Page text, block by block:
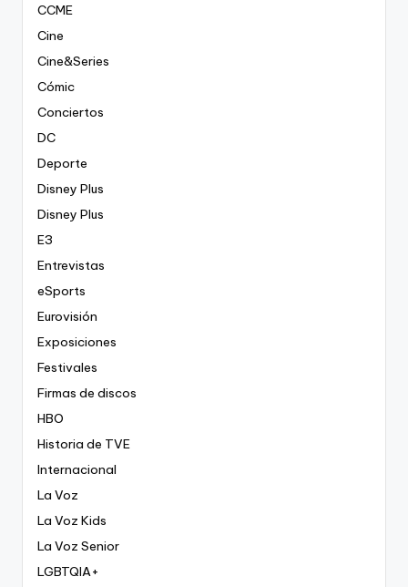
CCME
Cine
Cine&Series
Cómic
Conciertos
DC
Deporte
Disney Plus
Disney Plus
E3
Entrevistas
eSports
Eurovisión
Exposiciones
Festivales
Firmas de discos
HBO
Historia de TVE
Internacional
La Voz
La Voz Kids
La Voz Senior
LGBTQIA+